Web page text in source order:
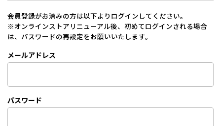
会員登録がお済みの方は以下よりログインしてください。
※オンラインストアリニューアル後、初めてログインされる場合
は、パスワードの再設定をお願いいたします。
メールアドレス
パスワード